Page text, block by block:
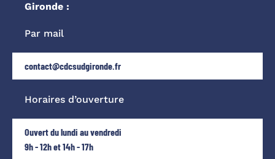
Gironde :
Par mail
contact@cdcsudgironde.fr
Horaires d’ouverture
Ouvert du lundi au vendredi
9h - 12h et 14h - 17h